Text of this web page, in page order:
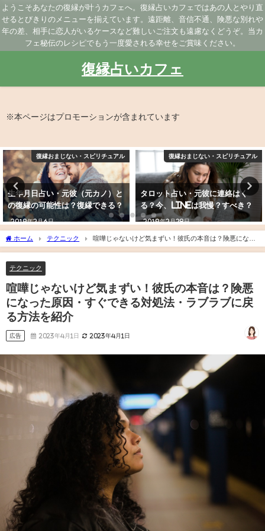
ようこそあなたの復縁が叶うカフェへ。復縁占いカフェではあの人とやり直
せるとびきりのメニューを揃えています。遠距離、音信不通、険悪な別れや
年の差、相手に恋人がいるケースなど難しいご注文も遠慮なくどうぞ。当カ
フェ秘伝のレシピでもう一度愛される幸せをご賞味ください。
復縁占いカフェ
※本ページはプロモーションが含まれています
復縁おまじない・スピリチュアル
タロット占い・元彼に連絡はく
る？今、LINEは我慢？すべき？
2019年2月28日
復縁おまじない・スピリチュアル
【復縁診断】復縁成功の可能性
は？元彼（元カノ）とやり直せ
る？
ホーム テクニック
喧嘩じゃないけど気まずい！彼氏の本音は？険悪になっ
た原因・すぐできる対処法・ラブラブに戻る方法を紹介
テクニック
喧嘩じゃないけど気まずい！彼氏の本音は？険悪
になった原因・すぐできる対処法・ラブラブに戻
る方法を紹介
広告 2023年4月1日 2023年4月1日